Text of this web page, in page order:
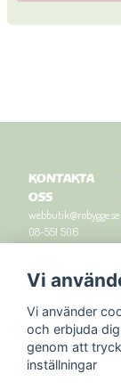
KONTAKTA
OSS
webbutik@robygge.se
08-551 506
Orgnummer:
Vi
Vi använder
och erbjuda
genom att
inställningar